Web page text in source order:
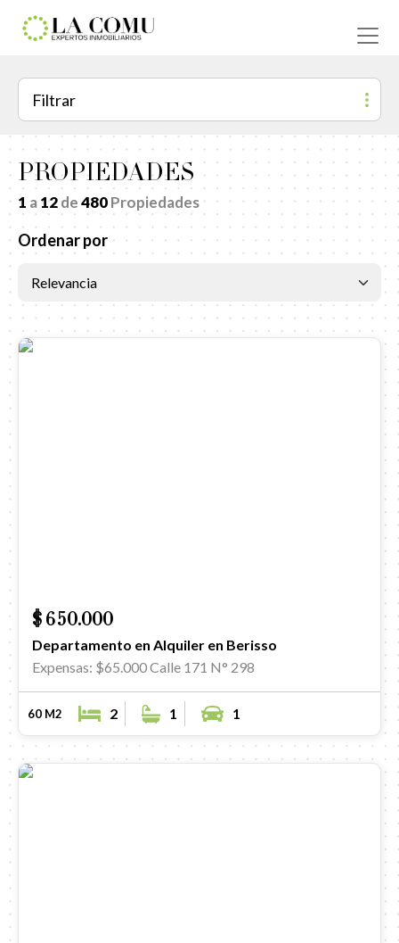
Filtrar
PROPIEDADES
1 a 12de480Propiedades
Ordenar por
$ 650.000
Departamento en Alquiler en Berisso
Expensas: $65.000Calle 171 N° 298
60 M2 2 1 1